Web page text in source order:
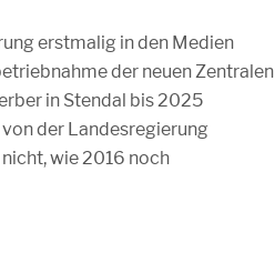
erstmalig in den Medien
der neuen Zentralen
in Stendal bis 2025
der Landesregierung
wie 2016 noch